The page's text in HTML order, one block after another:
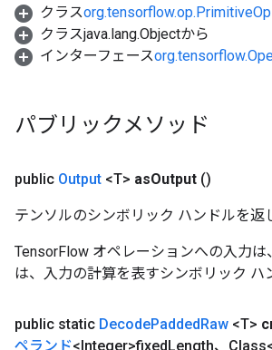
クラスorg.tensorflow.op.PrimitiveOp
クラスjava.lang.Objectから
インターフェース
パブリックメソッド
public Output <T> asOutput ()
テンソルのシンボリック ハンドルを返
TensorFlow オペレーションへの入力
は、入力の計算を表すシンボリック
public static DecodePaddedRaw <T>
ペランド<Integer>fixedLength、